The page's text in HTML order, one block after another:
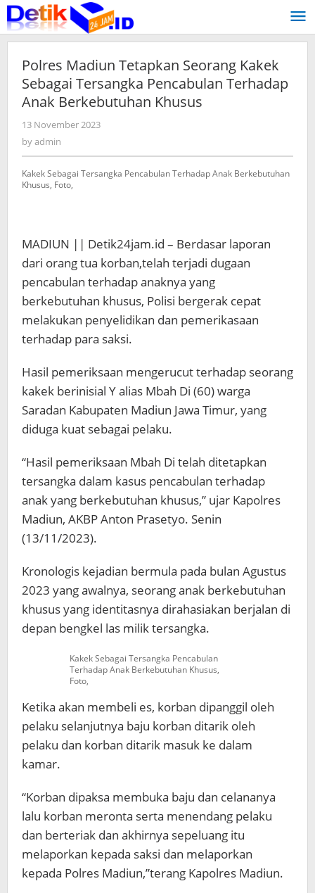
Skip
to
content
Polres Madiun Tetapkan Seorang Kakek
Sebagai Tersangka Pencabulan Terhadap
Anak Berkebutuhan Khusus
13 November 2023
byadmin
Kakek Sebagai Tersangka Pencabulan Terhadap Anak Berkebutuhan
Khusus, Foto,
MADIUN || Detik24jam.id – Berdasar laporan
dari orang tua korban,telah terjadi dugaan
pencabulan terhadap anaknya yang
berkebutuhan khusus, Polisi bergerak cepat
melakukan penyelidikan dan pemerikasaan
terhadap para saksi.
Hasil pemeriksaan mengerucut terhadap seorang
kakek berinisial Y alias Mbah Di (60) warga
Saradan Kabupaten Madiun Jawa Timur, yang
diduga kuat sebagai pelaku.
“Hasil pemeriksaan Mbah Di telah ditetapkan
tersangka dalam kasus pencabulan terhadap
anak yang berkebutuhan khusus,” ujar Kapolres
Madiun, AKBP Anton Prasetyo. Senin
(13/11/2023).
Kronologis kejadian bermula pada bulan Agustus
2023 yang awalnya, seorang anak berkebutuhan
khusus yang identitasnya dirahasiakan berjalan di
depan bengkel las milik tersangka.
Kakek Sebagai Tersangka Pencabulan
Terhadap Anak Berkebutuhan Khusus,
Foto,
Ketika akan membeli es, korban dipanggil oleh
pelaku selanjutnya baju korban ditarik oleh
pelaku dan korban ditarik masuk ke dalam
kamar.
“Korban dipaksa membuka baju dan celananya
lalu korban meronta serta menendang pelaku
dan berteriak dan akhirnya sepeluang itu
melaporkan kepada saksi dan melaporkan
kepada Polres Madiun,”terang Kapolres Madiun.